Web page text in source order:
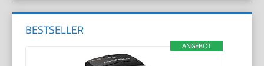
BESTSELLER
ANGEBOT